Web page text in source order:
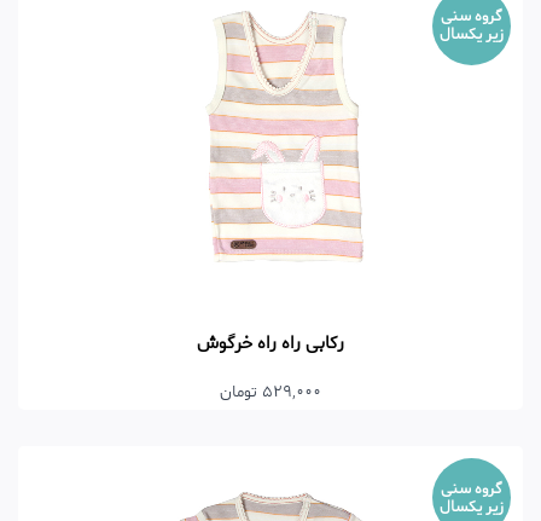
گروه سنی
زیر یکسال
رکابی راه راه خرگوش
529,000 تومان
گروه سنی
زیر یکسال